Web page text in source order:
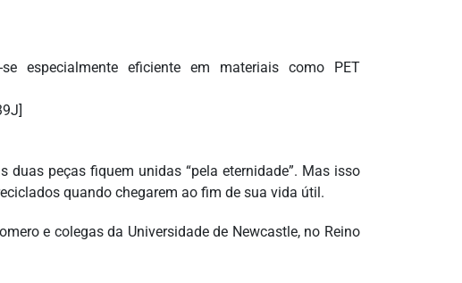
especialmente eficiente em materiais como PET
duas peças fiquem unidas “pela eternidade”. Mas isso
quando chegarem ao fim de sua vida útil.
e colegas da Universidade de Newcastle, no Reino